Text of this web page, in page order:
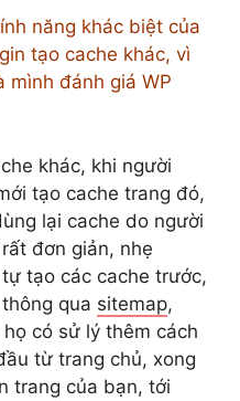
năng khác biệt của
tạo cache khác, vì
mình đánh giá WP
khác, khi người
tạo cache trang đó,
lại cache do người
đơn giản, nhẹ
tạo các cache trước,
qua sitemap,
có sử lý thêm cách
từ trang chủ, xong
trang của bạn, tới